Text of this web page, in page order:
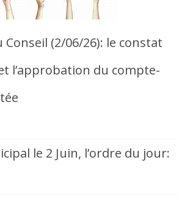
Conseil (2/06/26): le constat
l’approbation du compte-
le 2 Juin, l’ordre du jour: